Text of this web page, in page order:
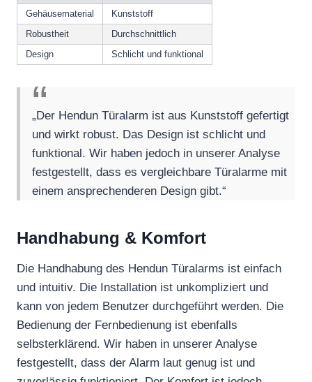
Gehäusematerial
Kunststoff
Robustheit
Durchschnittlich
Design
Schlicht und funktional
„Der Hendun Türalarm ist aus Kunststoff gefertigt
und wirkt robust. Das Design ist schlicht und
funktional. Wir haben jedoch in unserer Analyse
festgestellt, dass es vergleichbare Türalarme mit
einem ansprechenderen Design gibt.“
Handhabung & Komfort
Die Handhabung des Hendun Türalarms ist einfach
und intuitiv. Die Installation ist unkompliziert und
kann von jedem Benutzer durchgeführt werden. Die
Bedienung der Fernbedienung ist ebenfalls
selbsterklärend. Wir haben in unserer Analyse
festgestellt, dass der Alarm laut genug ist und